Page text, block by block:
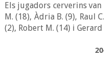
Els jugadors cerverins van
M. (18), Àdria B. (9), Raul
(2), Robert M. (14) i Gerard